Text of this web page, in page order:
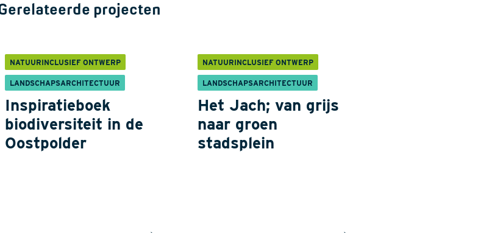
projecten
NATUURINCLUSIEF ONTWERP
LANDSCHAPSARCHITECTUUR
Inspiratieboek
biodiversiteit in de
Oostpolder
NATUURINCLUSIEF ONTWERP
LANDSCHAPSARCHITECTUUR
Het Jach; van grijs
naar groen
stadsplein